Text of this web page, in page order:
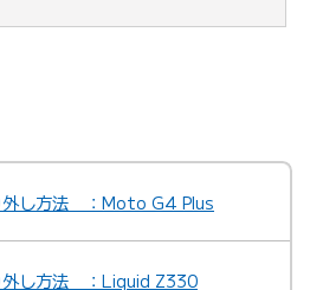
外し方法 ：Moto G4 Plus
外し方法 ：Liquid Z330